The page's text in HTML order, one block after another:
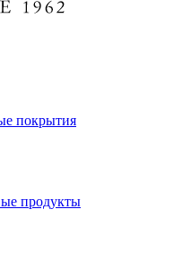
покрытия
продукты